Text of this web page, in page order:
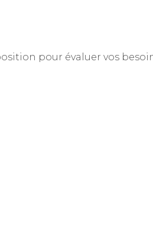
pour évaluer vos